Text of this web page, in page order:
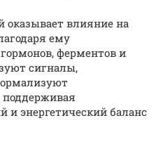
влияние на
ему
ферментов и
сигналы,
и энергетический баланс